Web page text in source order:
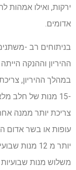
אדומים.
בניתוחים רב -
במהלך ההיריון,
צריכת יותר ממנה
עופות או בשר אדום
יותר מ 12
משלוש מנות